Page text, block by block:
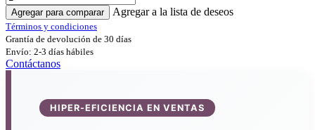
Agregar para comparar Agregar a la lista de deseos
Términos y condiciones
Grantía de devolución de 30 días
Envío: 2-3 días hábiles
Contáctanos
HIPER-EFICIENCIA EN VENTAS